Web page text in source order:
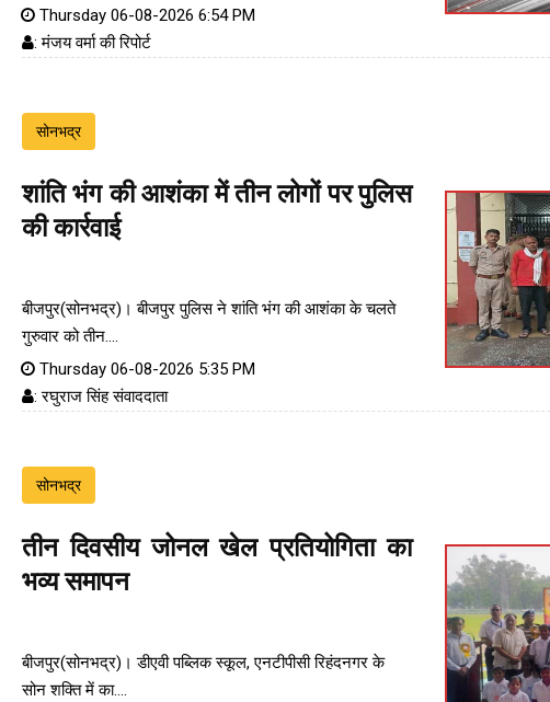
Thursday 06-08-2026 6:54 PM
: मंजय वर्मा की रिपोर्ट
सोनभद्र
शांति भंग की आशंका में तीन लोगों पर पुलिस
की कार्रवाई
बीजपुर(सोनभद्र)। बीजपुर पुलिस ने शांति भंग की आशंका के चलते
गुरुवार को तीन....
Thursday 06-08-2026 5:35 PM
: रघुराज सिंह संवाददाता
सोनभद्र
तीन दिवसीय जोनल खेल प्रतियोगिता का
भव्य समापन
बीजपुर(सोनभद्र)। डीएवी पब्लिक स्कूल, एनटीपीसी रिहंदनगर के
सोन शक्ति में का....